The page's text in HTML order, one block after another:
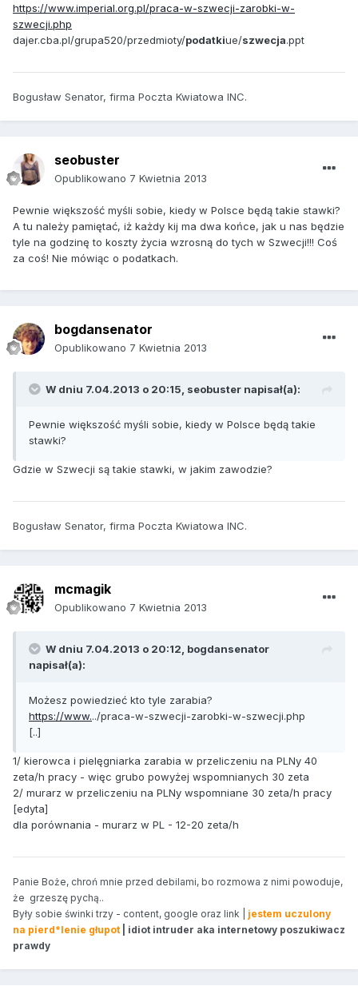
https://www.imperial.org.pl/praca-w-szwecji-zarobki-w-
szwecji.php
dajer.cba.pl/grupa520/przedmioty/podatkiue/szwecja.ppt
Bogusław Senator, firma Poczta Kwiatowa INC.
seobuster
Opublikowano 7 Kwietnia 2013
Pewnie większość myśli sobie, kiedy w Polsce będą takie stawki?
A tu należy pamiętać, iż każdy kij ma dwa końce, jak u nas będzie
tyle na godzinę to koszty życia wzrosną do tych w Szwecji!!! Coś
za coś! Nie mówiąc o podatkach.
bogdansenator
Opublikowano 7 Kwietnia 2013
W dniu 7.04.2013 o 20:15, seobuster napisał(a):
Pewnie większość myśli sobie, kiedy w Polsce będą takie
stawki?
Gdzie w Szwecji są takie stawki, w jakim zawodzie?
Bogusław Senator, firma Poczta Kwiatowa INC.
mcmagik
Opublikowano 7 Kwietnia 2013
W dniu 7.04.2013 o 20:12, bogdansenator
napisał(a):
Możesz powiedzieć kto tyle zarabia?
https://www.../praca-w-szwecji-zarobki-w-szwecji.php
[..]
1/ kierowca i pielęgniarka zarabia w przeliczeniu na PLNy 40
zeta/h pracy - więc grubo powyżej wspomnianych 30 zeta
2/ murarz w przeliczeniu na PLNy wspomniane 30 zeta/h pracy
[edyta]
dla porównania - murarz w PL - 12-20 zeta/h
Panie Boże, chroń mnie przed debilami, bo rozmowa z nimi powoduje,
że grzeszę pychą..
Były sobie świnki trzy - content, google oraz link | jestem uczulony
na pierd*lenie głupot | idiot intruder aka internetowy poszukiwacz
prawdy